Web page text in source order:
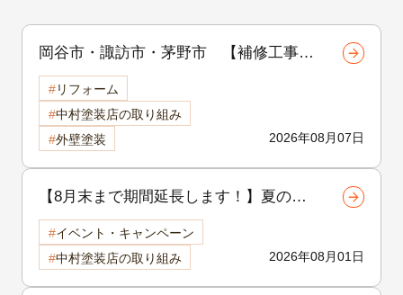
岡谷市・諏訪市・茅野市 【補修工事シ
リーズ 第1回】外壁のひび割れは危
険？クラック補修の重要性と放置するリ
スクを徹底解説
2026年08月07日
リフォーム
中村塗装店の取り組み
外壁塗装
【8月末まで期間延長します！】夏の地
域感謝祭開催中！外壁・屋根リフォーム
をご検討中の方へ
2026年08月01日
イベント・キャンペーン
中村塗装店の取り組み